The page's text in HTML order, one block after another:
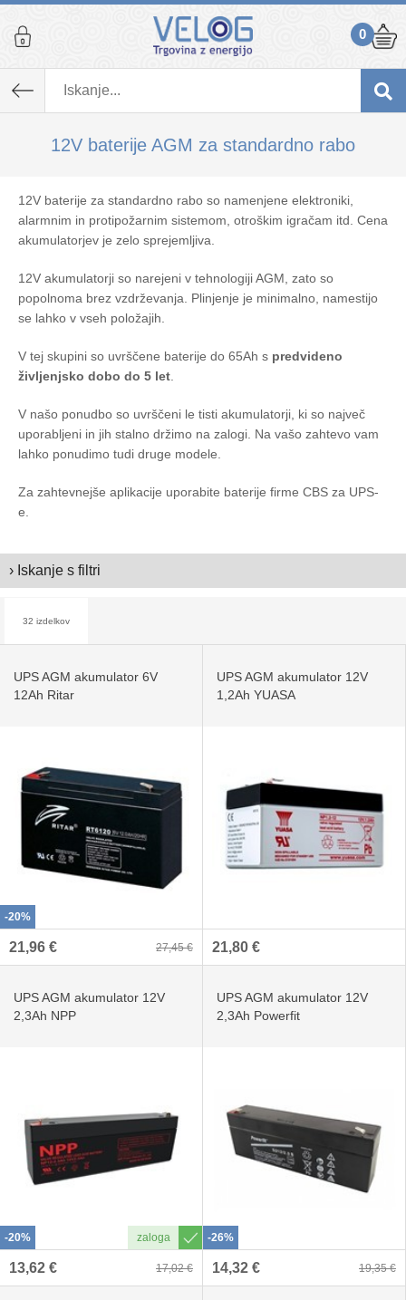
0
12V baterije AGM za standardno rabo
12V baterije za standardno rabo so namenjene elektroniki,
alarmnim in protipožarnim sistemom, otroškim igračam itd. Cena
akumulatorjev je zelo sprejemljiva.
12V akumulatorji so narejeni v tehnologiji AGM, zato so
popolnoma brez vzdrževanja. Plinjenje je minimalno, namestijo
se lahko v vseh položajih.
V tej skupini so uvrščene baterije do 65Ah s predvideno
življenjsko dobo do 5 let
V našo ponudbo so uvrščeni le tisti akumulatorji, ki so največ
uporabljeni in jih stalno držimo na zalogi. Na vašo zahtevo vam
lahko ponudimo tudi druge modele.
Za zahtevnejše aplikacije uporabite baterije firme CBS za UPS-
e.
› Iskanje s filtri
32 izdelkov
-20%
UPS AGM akumulator 6V
12Ah Ritar
27,45 €
21,96 €
UPS AGM akumulator 12V
1,2Ah YUASA
21,80 €
-20%
UPS AGM akumulator 12V
2,3Ah NPP
17,02 €
13,62 €
-26%
UPS AGM akumulator 12V
2,3Ah Powerfit
19,35 €
14,32 €